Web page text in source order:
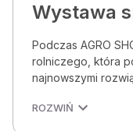
Wystawa
Podczas AGRO
rolniczego, która
najnowszymi
ROZWIŃ